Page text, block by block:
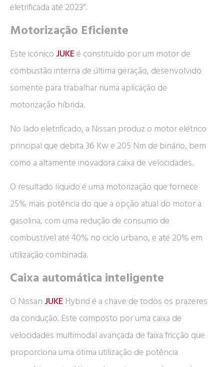
eletrificada até 2023”.
Motorização Eficiente
Este icónico JUKE é constituído por um motor de
combustão interna de última geração, desenvolvido
somente para trabalhar numa aplicação de
motorização híbrida.
No lado eletrificado, a Nissan produz o motor elétrico
principal que debita 36 Kw e 205 Nm de binário, bem
como a altamente inovadora caixa de velocidades.
O resultado líquido é uma motorização que fornece
25% mais potência do que a opção atual do motor a
gasolina, com uma redução de consumo de
combustível até 40% no ciclo urbano, e até 20% em
utilização combinada.
Caixa automática inteligente
O Nissan JUKE Hybrid é a chave de todos os prazeres
da condução. Este composto por uma caixa de
velocidades multimodal avançada de faixa fricção que
proporciona uma ótima utilização de potência